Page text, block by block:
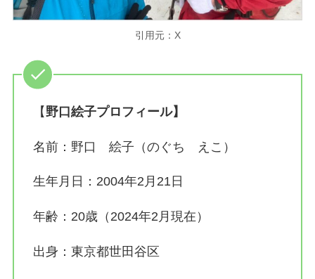
引用元：X
【 野口絵子プロフィール】
名前：野口 絵子（のぐち えこ）
生年月日：2004年2月21日
年齢：20歳（2024年2月現在）
出身：東京都世田谷区